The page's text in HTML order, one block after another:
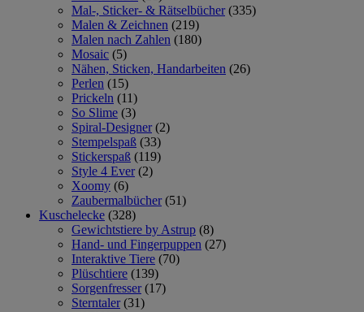
Mal-, Sticker- & Rätselbücher (335)
Malen & Zeichnen (219)
Malen nach Zahlen (180)
Mosaic (5)
Nähen, Sticken, Handarbeiten (26)
Perlen (15)
Prickeln (11)
So Slime (3)
Spiral-Designer (2)
Stempelspaß (33)
Stickerspaß (119)
Style 4 Ever (2)
Xoomy (6)
Zaubermalbücher (51)
Kuschelecke (328)
Gewichtstiere by Astrup (8)
Hand- und Fingerpuppen (27)
Interaktive Tiere (70)
Plüschtiere (139)
Sorgenfresser (17)
Sterntaler (31)